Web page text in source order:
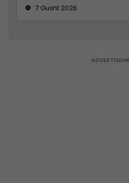
7 Gusht 2026